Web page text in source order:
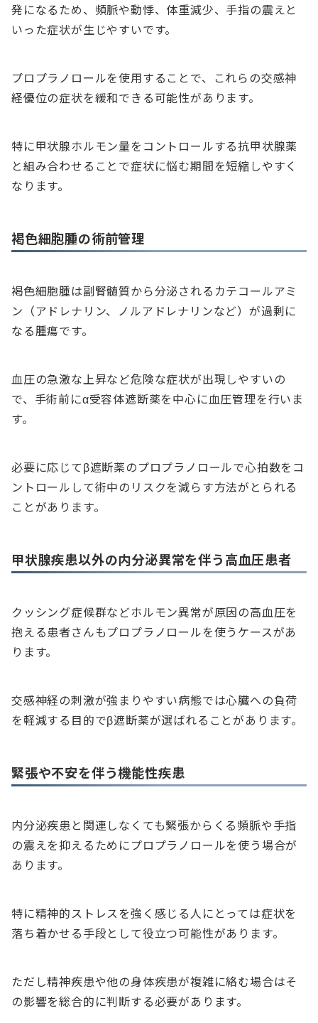
発になるため、頻脈や動悸、体重減少、手指の震えと
いった症状が生じやすいです。
プロプラノロールを使用することで、これらの交感神
経優位の症状を緩和できる可能性があります。
特に甲状腺ホルモン量をコントロールする抗甲状腺薬
と組み合わせることで症状に悩む期間を短縮しやすく
なります。
褐色細胞腫の術前管理
褐色細胞腫は副腎髄質から分泌されるカテコールアミ
ン（アドレナリン、ノルアドレナリンなど）が過剰に
なる腫瘍です。
血圧の急激な上昇など危険な症状が出現しやすいの
で、手術前にα受容体遮断薬を中心に血圧管理を行いま
す。
必要に応じてβ遮断薬のプロプラノロールで心拍数をコ
ントロールして術中のリスクを減らす方法がとられる
ことがあります。
甲状腺疾患以外の内分泌異常を伴う高血圧患者
クッシング症候群などホルモン異常が原因の高血圧を
抱える患者さんもプロプラノロールを使うケースがあ
ります。
交感神経の刺激が強まりやすい病態では心臓への負荷
を軽減する目的でβ遮断薬が選ばれることがあります。
緊張や不安を伴う機能性疾患
内分泌疾患と関連しなくても緊張からくる頻脈や手指
の震えを抑えるためにプロプラノロールを使う場合が
あります。
特に精神的ストレスを強く感じる人にとっては症状を
落ち着かせる手段として役立つ可能性があります。
ただし精神疾患や他の身体疾患が複雑に絡む場合はそ
の影響を総合的に判断する必要があります。